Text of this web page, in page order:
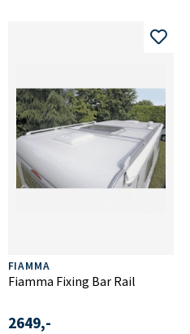
FIAMMA
Fiamma Fixing Bar Rail
2649,-